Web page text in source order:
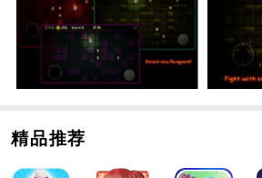
油。我们必须努力变得更强。
3、超快跑步展示了你的真实水平，
受快速跑步的冒险是很好的。
手游特色
2、虚拟键操作简单，使用方便。
3、计划好你的路线，否则你的小勇
精品推荐